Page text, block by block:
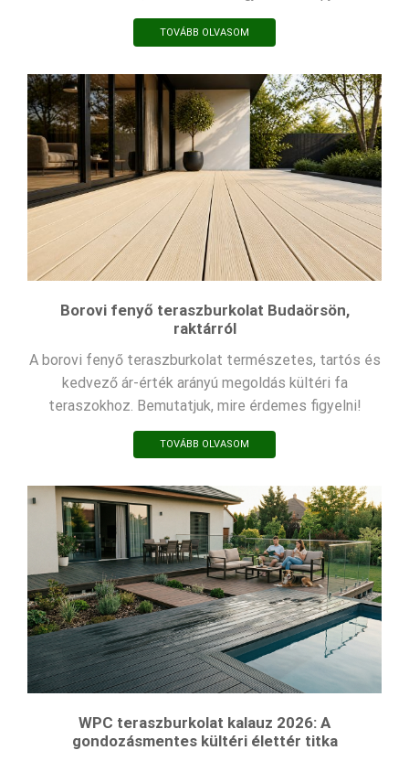
TOVÁBB OLVASOM
Borovi fenyő teraszburkolat Budaörsön,
raktárról
A borovi fenyő teraszburkolat természetes, tartós és
kedvező ár-érték arányú megoldás kültéri fa
teraszokhoz. Bemutatjuk, mire érdemes figyelni!
TOVÁBB OLVASOM
WPC teraszburkolat kalauz 2026: A
gondozásmentes kültéri élettér titka